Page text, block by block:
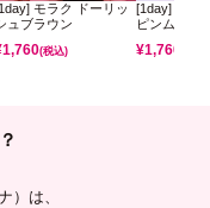
モラク ドーリッ
ュブラウン
1,760(税込)
[1day] ミレ
ピンムーン
¥1,760
）は、